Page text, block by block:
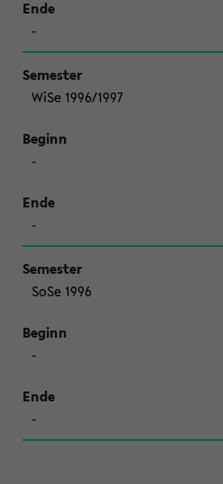
-
WiSe 1996/1997
-
-
SoSe 1996
-
-